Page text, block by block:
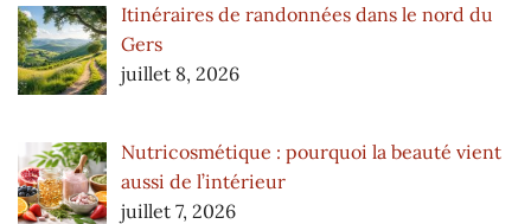
Itinéraires de randonnées dans le nord du
Gers
juillet 8, 2026
Nutricosmétique : pourquoi la beauté vient
aussi de l’intérieur
juillet 7, 2026